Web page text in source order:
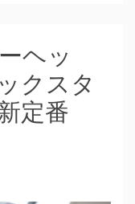
ヘッ
クスタ
定番